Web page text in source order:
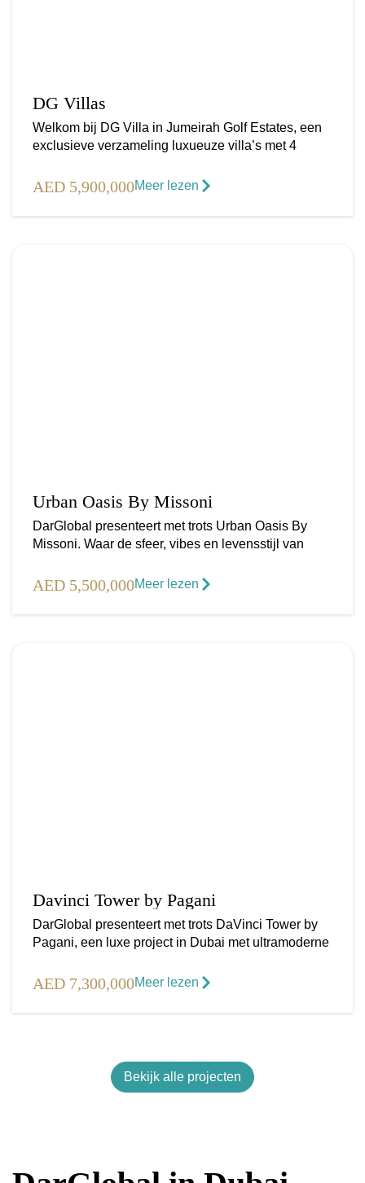
DG Villas
Welkom bij DG Villa in Jumeirah Golf Estates, een
exclusieve verzameling luxueuze villa’s met 4
AED 5,900,000Meer lezen
Urban Oasis By Missoni
DarGlobal presenteert met trots Urban Oasis By
Missoni. Waar de sfeer, vibes en levensstijl van
AED 5,500,000Meer lezen
Davinci Tower by Pagani
DarGlobal presenteert met trots DaVinci Tower by
Pagani, een luxe project in Dubai met ultramoderne
AED 7,300,000Meer lezen
Bekijk alle projecten